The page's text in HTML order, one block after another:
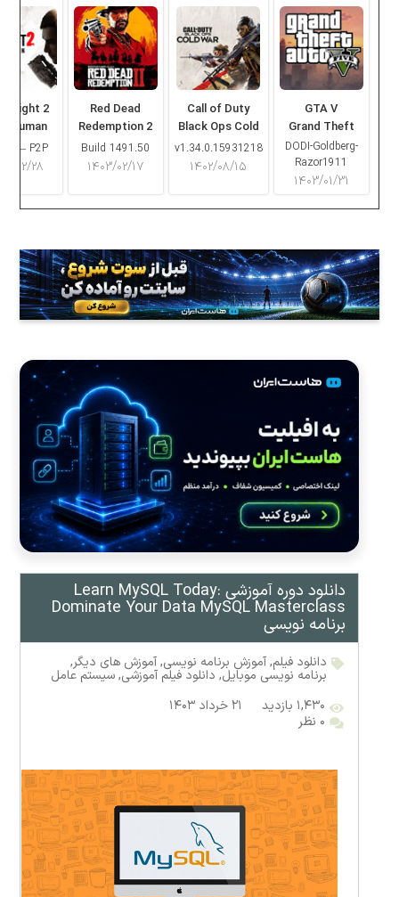
GTA V
Grand Theft
Auto V
DODI-Goldberg-
Razor1911
۱۴۰۳/۰۱/۳۱
Call of Duty
Black Ops Cold
War
v1.34.0.15931218
۱۴۰۲/۰۸/۱۵
Red Dead
Redemption 2
Build 1491.50
۱۴۰۳/۰۲/۱۷
Light 2
Human
– P2P
۱۴۰۳/
دانلود دوره آموزشی Learn MySQL Today:
Dominate Your Data MySQL Masterclass
برنامه نویسی
دانلود فیلم,آموزش برنامه نویسی,آموزش های دیگر,
برنامه نویسی موبایل, دانلود فیلم آموزشی,سیستم عامل
۱,۴۳۰ بازدید
۲۱ خرداد ۱۴۰۳
۰ نظر